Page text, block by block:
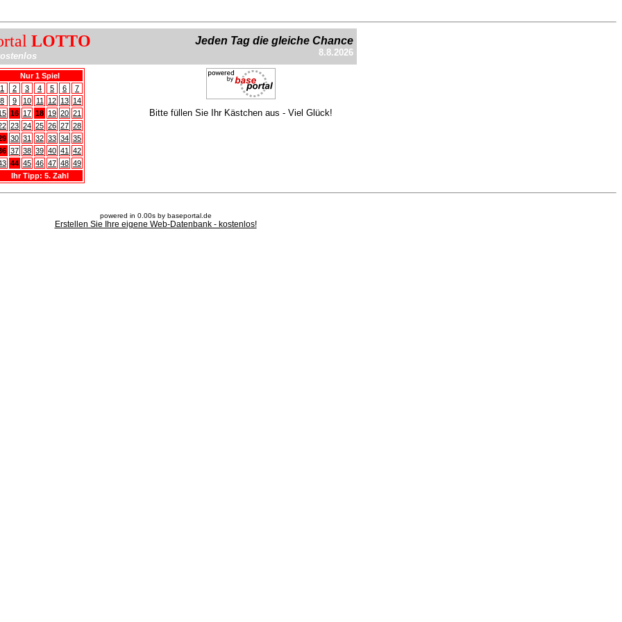
LOTTO Jeden Tag die gleiche Chance
8.8.2026
Nur 1 Spiel
1
2 3 4 5 6
7
8
9 10 11 12 13 14
16 17 18 19 20 21
23 24 25 26 27 28
30 31 32 33 34 35
37 38 39 40 41
42
44 45 46 47 48 49
Ihr Tipp: 5. Zahl
Bitte füllen Sie Ihr Kästchen aus - Viel Glück!
powered in 0.00s by baseportal.de
Erstellen Sie Ihre eigene Web-Datenbank - kostenlos!